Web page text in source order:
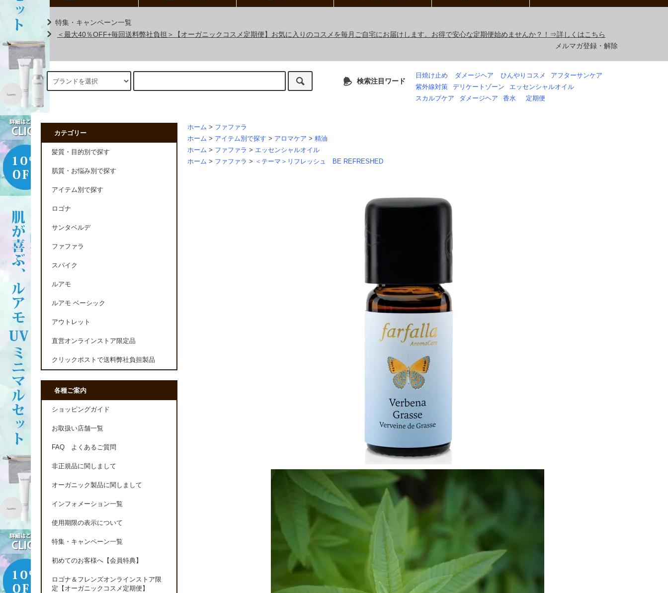
特集・キャンペーン一覧
＜最大40％OFF+毎回送料弊社負担＞【オーガニックコスメ定期便】お気に入りのコスメを毎月ご自宅にお届けします。お得で安心な定期便始めませんか？！⇒詳しくはこちら
メルマガ登録・解除
検索注目ワード
日焼け止め ダメージヘア ひんやりコスメ
アフターサンケア
紫外線対策
デリケートゾーン
エッセンシャルオイル
スカルプケア
ダメージヘア 香水 定期便
ホーム > ファファラ
ホーム > アイテム別で探す > アロマケア > 精油
ホーム > ファファラ > エッセンシャルオイル
ホーム > ファファラ > ＜テーマ＞リフレッシュ BE REFRESHED
カテゴリー
髪質・目的別で探す
肌質・お悩み別で探す
アイテム別で探す
ロゴナ
サンタベルデ
ファファラ
スパイク
ルアモ
ルアモ ベーシック
アウトレット
直営オンラインストア限定品
クリックポストで送料弊社負担製品
各種ご案内
ショッピングガイド
お取扱い店舗一覧
FAQ よくあるご質問
非正規品に関しまして
オーガニック製品に関しまして
インフォメーション一覧
使用期限の表示について
特集・キャンペーン一覧
初めてのお客様へ【会員特典】
ロゴナ＆フレンズオンラインストア限
定【オーガニックコスメ定期便】